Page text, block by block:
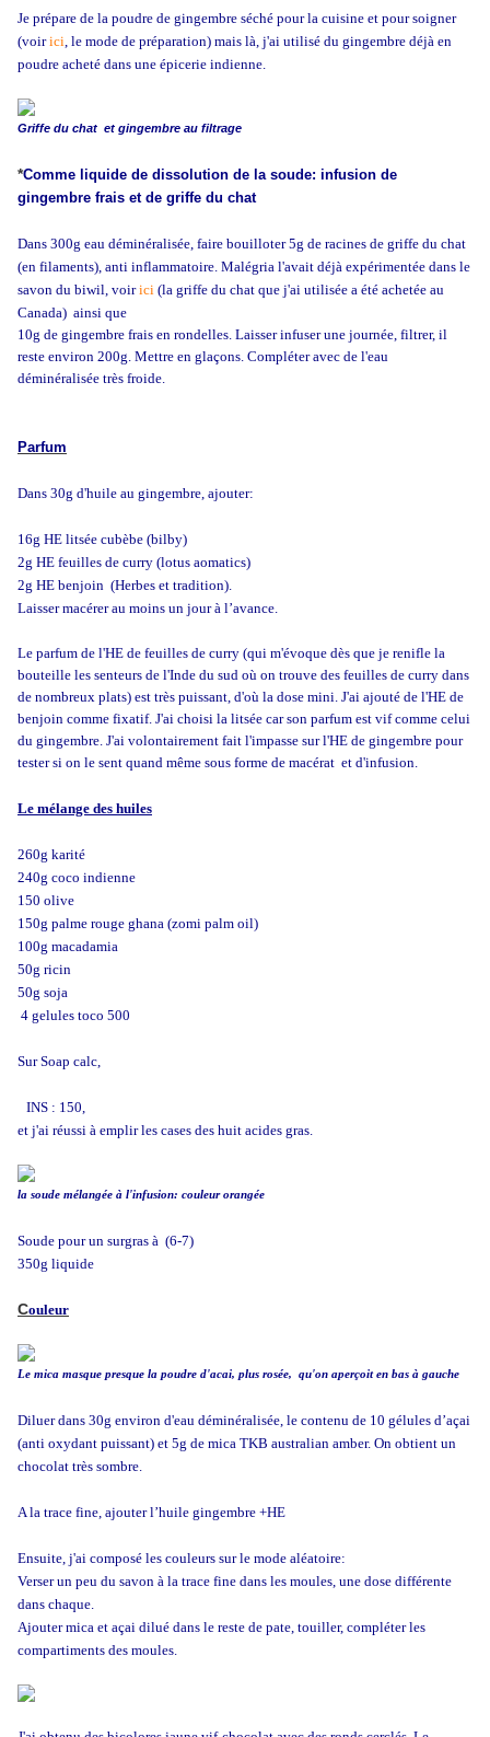
Je prépare de la poudre de gingembre séché pour la cuisine et pour soigner
(voirici, le mode de préparation) mais là, j'ai utilisé du gingembre déjà en
poudre acheté dans une épicerie indienne.
Griffe du chat et gingembre au filtrage
*Comme liquide de dissolution de la soude: infusion de
gingembre frais et de griffe du chat
Dans 300g eau déminéralisée, faire bouilloter 5g de racines de griffe du chat
(en filaments), anti inflammatoire. Malégria l'avait déjà expérimentée dans le
savon du biwil, voirici (la griffe du chat que j'ai utilisée a été achetée au
Canada) ainsi que
10g de gingembre frais en rondelles. Laisser infuser une journée, filtrer, il
reste environ 200g. Mettre en glaçons. Compléter avec de l'eau
déminéralisée très froide.
Parfum
Dans 30g d'huile au gingembre, ajouter:
16g HE litsée cubèbe (bilby)
2g HE feuilles de curry (lotus aomatics)
2g HE benjoin (Herbes et tradition).
Laisser macérer au moins un jour à l’avance.
Le parfum de l'HE de feuilles de curry (qui m'évoque dès que je renifle la
bouteille les senteurs de l'Inde du sud où on trouve des feuilles de curry dans
de nombreux plats) est très puissant, d'où la dose mini. J'ai ajouté de l'HE de
benjoin comme fixatif. J'ai choisi la litsée car son parfum est vif comme celui
du gingembre. J'ai volontairement fait l'impasse sur l'HE de gingembre pour
tester si on le sent quand même sous forme de macérat et d'infusion.
Le mélange des huiles
260g karité
240g coco indienne
150 olive
150g palme rouge ghana (zomi palm oil)
100g macadamia
50g ricin
50g soja
4 gelules toco 500
Sur Soap calc,
INS : 150,
et j'ai réussi à emplir les cases des huit acides gras.
la soude mélangée à l'infusion: couleur orangée
Soude pour un surgras à (6-7)
350g liquide
Couleur
Le mica masque presque la poudre d'acai, plus rosée, qu'on aperçoit en bas à gauche
Diluer dans 30g environ d'eau déminéralisée, le contenu de 10 gélules d’açai
(anti oxydant puissant) et 5g de mica TKB australian amber. On obtient un
chocolat très sombre.
A la trace fine, ajouter l’huile gingembre +HE
Ensuite, j'ai composé les couleurs sur le mode aléatoire:
Verser un peu du savon à la trace fine dans les moules, une dose différente
dans chaque.
Ajouter mica et açai dilué dans le reste de pate, touiller, compléter les
compartiments des moules.